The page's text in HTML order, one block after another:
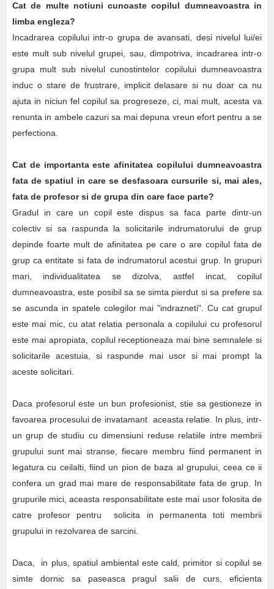
Cat de multe notiuni cunoaste copilul dumneavoastra in
limba engleza?
Incadrarea copilului intr-o grupa de avansati, desi nivelul lui/ei
este mult sub nivelul grupei, sau, dimpotriva, incadrarea intr-o
grupa mult sub nivelul cunostintelor copilului dumneavoastra
induc o stare de frustrare, implicit delasare si nu doar ca nu
ajuta in niciun fel copilul sa progreseze, ci, mai mult, acesta va
renunta in ambele cazuri sa mai depuna vreun efort pentru a se
perfectiona.
Cat de importanta este afinitatea copilului dumneavoastra
fata de spatiul in care se desfasoara cursurile si, mai ales,
fata de profesor si de grupa din care face parte?
Gradul in care un copil este dispus sa faca parte dintr-un
colectiv si sa raspunda la solicitarile indrumatorului de grup
depinde foarte mult de afinitatea pe care o are copilul fata de
grup ca entitate si fata de indrumatorul acestui grup. In grupuri
mari, individualitatea se dizolva, astfel incat, copilul
dumneavoastra, este posibil sa se simta pierdut si sa prefere sa
se ascunda in spatele colegilor mai "indrazneti". Cu cat grupul
este mai mic, cu atat relatia personala a copilului cu profesorul
este mai apropiata, copilul receptioneaza mai bine semnalele si
solicitarile acestuia, si raspunde mai usor si mai prompt la
aceste solicitari.
Daca profesorul este un bun profesionist, stie sa gestioneze in
favoarea procesului de invatamant aceasta relatie. In plus, intr-
un grup de studiu cu dimensiuni reduse relatiile intre membrii
grupului sunt mai stranse, fiecare membru fiind permanent in
legatura cu ceilalti, fiind un pion de baza al grupului, ceea ce ii
confera un grad mai mare de responsabilitate fata de grup. In
grupurile mici, aceasta responsabilitate este mai usor folosita de
catre profesor pentru solicita in permanenta toti membrii
grupului in rezolvarea de sarcini.
Daca, in plus, spatiul ambiental este cald, primitor si copilul se
simte dornic sa paseasca pragul salii de curs, eficienta